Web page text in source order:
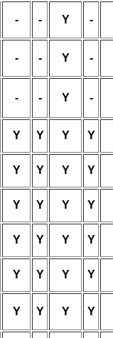
- - Y -
- - Y -
- - Y -
Y Y Y Y
Y Y Y Y
Y Y Y Y
Y Y Y Y
Y Y Y Y
Y Y Y Y